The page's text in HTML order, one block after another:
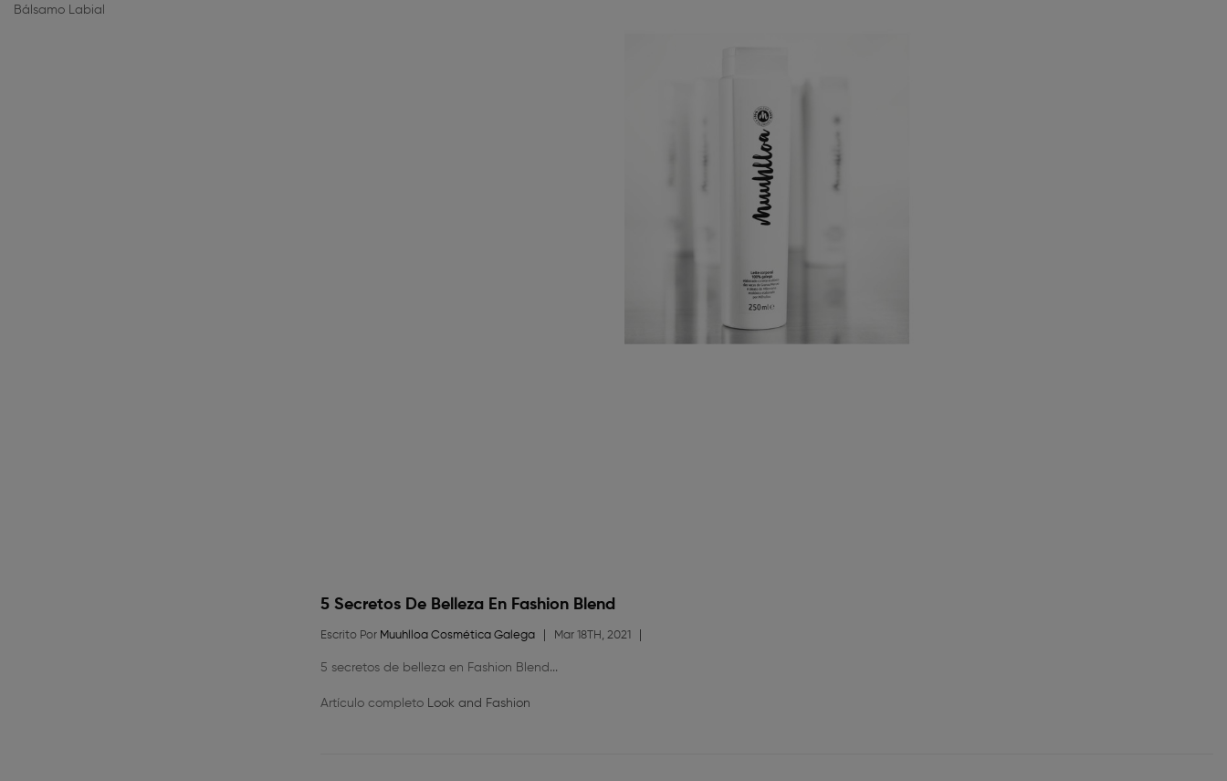
Bálsamo Labial
5 Secretos De Belleza En Fashion Blend
Escrito Por Muuhlloa Cosmética Galega Mar 18TH, 2021
5 secretos de belleza en Fashion Blend...
Artículo completo Look and Fashion